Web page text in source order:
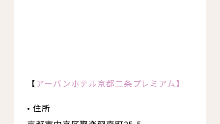
【アーバンホテル京都二条プレミアム】
• 住所